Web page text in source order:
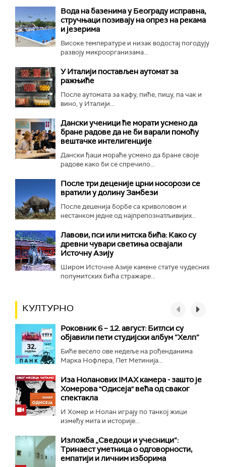
Вода на базенима у Београду исправна,
стручњаци позивају на опрез на рекама
и језерима
Високе температуре и низак водостај погодују
развоју микроорганизама...
У Италији постављен аутомат за
ражњиће
После аутомата за кафу, пиће, пицу, па чак и
вино, у Италији...
Дански ученици ће морати усмено да
бране радове да не би варали помоћу
вештачке интелигенције
Дански ђаци мораће усмено да бране своје
радове како би се спречило...
После три деценије црни носорози се
вратили у долину Замбези
После деценија борбе са криволовом и
нестанком једне од најпрепознатљивијих...
Лавови, пси или митска бића: Како су
древни чувари светиња освајали
Источну Азију
Широм Источне Азије камене статуе чудесних
полумитских бића стражаре...
КУЛТУРНО
Роковник 6 – 12. август: Битлси су
објавили пети студијски албум ”Хелп”
Биће весело ове недеље на рођенданима
Марка Нофлера, Пет Метинија...
Иза Ноланових IMAX камера - зашто је
Хомерова "Одисеја" већа од сваког
спектакла
И Хомер и Нолан играју по танкој жици
између мита и историје...
Изложба „Сведоци и учесници“:
Тринаест уметница о одговорности,
емпатији и личним изборима